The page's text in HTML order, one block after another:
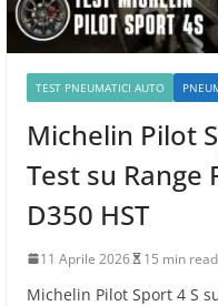
TEST PNEUMATICI AUTO
Michelin Pilot
Test su Range
D350 HST
11 Aprile 2026 15 min read
Michelin Pilot Sport 4 S